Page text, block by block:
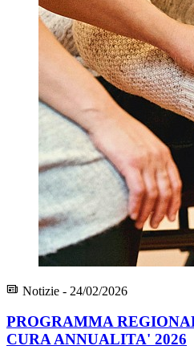
Notizie - 24/02/2026
PROGRAMMA
CURA ANNUALITA' 2026